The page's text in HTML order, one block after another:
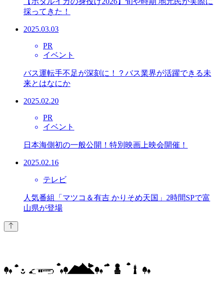
採ってきた！
2025.03.03
PR
イベント
バス運転手不足が深刻に！？バス業界が活躍できる未
来とはなにか
2025.02.20
PR
イベント
日本海側初の一般公開！特別映画上映会開催！
2025.02.16
テレビ
人気番組「マツコ＆有吉 かりそめ天国」2時間SPで富
山県が登場